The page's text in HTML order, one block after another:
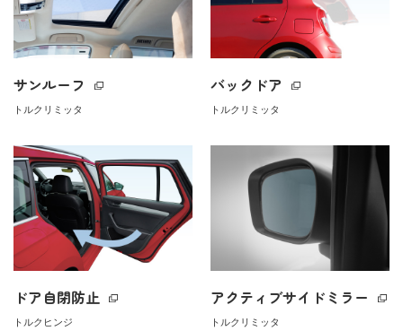
サンルーフ
トルクリミッタ
バックドア
トルクリミッタ
ドア自閉防止
トルクヒンジ
アクティブサイドミラー
トルクリミッタ